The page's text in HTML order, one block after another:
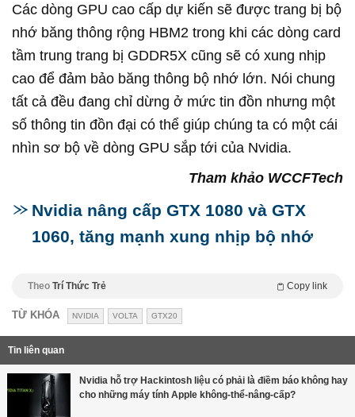
Các dòng GPU cao cấp dự kiến sẽ được trang bị bộ
nhớ băng thông rộng HBM2 trong khi các dòng card
tầm trung trang bị GDDR5X cũng sẽ có xung nhịp
cao để đảm bảo băng thông bộ nhớ lớn. Nói chung
tất cả đều đang chỉ dừng ở mức tin đồn nhưng một
số thông tin đồn đại có thể giúp chúng ta có một cái
nhìn sơ bộ về dòng GPU sắp tới của Nvidia.
Tham khảo WCCFTech
Nvidia nâng cấp GTX 1080 và GTX
1060, tăng mạnh xung nhịp bộ nhớ
Theo Trí Thức Trẻ Copy link
TỪ KHÓA NVIDIA VOLTA GTX20
Tin liên quan
Nvidia hỗ trợ Hackintosh liệu có phải là điềm báo không hay
cho những máy tính Apple không-thể-nâng-cấp?